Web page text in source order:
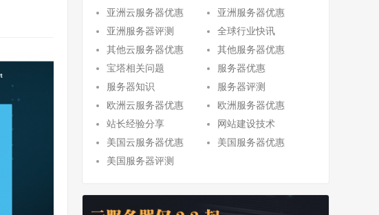
亚洲云服务器优惠
亚洲服务器优惠
亚洲服务器评测
全球行业快讯
其他云服务器优惠
其他服务器优惠
宝塔相关问题
服务器优惠
服务器知识
服务器评测
欧洲云服务器优惠
欧洲服务器优惠
站长经验分享
网站建设技术
美国云服务器优惠
美国服务器优惠
美国服务器评测